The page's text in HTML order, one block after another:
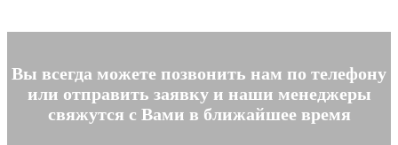
Вы всегда можете позвонить нам по телефону
или отправить заявку и наши менеджеры
свяжутся с Вами в ближайшее время